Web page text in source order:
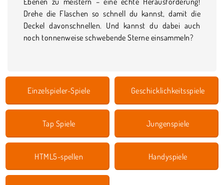
Drehe die Flaschen so schnell du kannst, damit die
Deckel davonschnellen. Und kannst du dabei auch
noch tonnenweise schwebende Sterne einsammeln?
Einzelspieler-Spiele Geschicklichkeitsspiele
Tap Spiele Jungenspiele
HTML5-spellen Handyspiele